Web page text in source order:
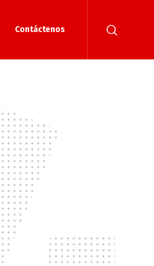
Contáctenos